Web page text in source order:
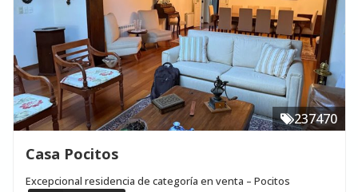
237470
Casa Pocitos
Excepcional residencia de categoría en venta – Pocitos